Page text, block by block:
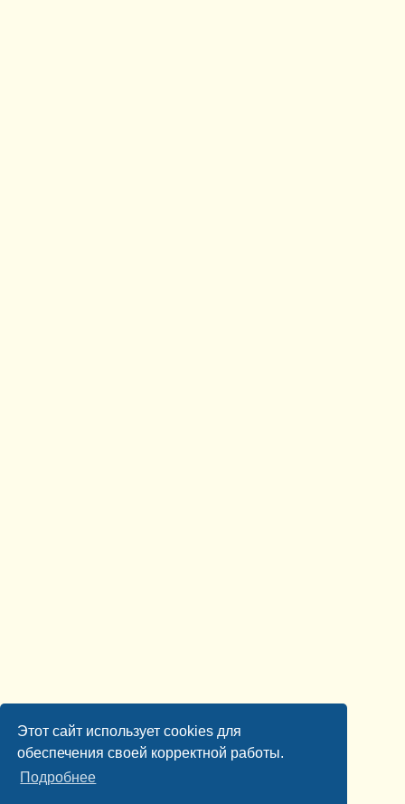
Этот сайт использует cookies для
обеспечения своей корректной работы.
Подробнее